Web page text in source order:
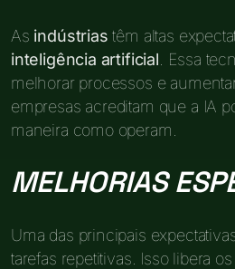
As indústrias têm altas
inteligência artificial . Essa
melhorar processos e
empresas acreditam que a IA
maneira como operam.
MELHORIAS
Uma das principais
tarefas repetitivas. Isso libera